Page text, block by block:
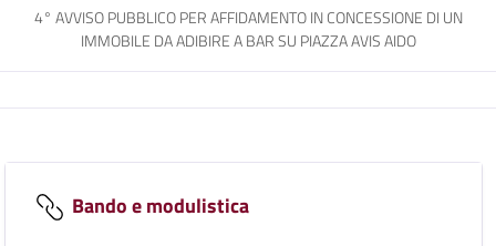
4° AVVISO PUBBLICO PER AFFIDAMENTO IN CONCESSIONE DI UN
IMMOBILE DA ADIBIRE A BAR SU PIAZZA AVIS AIDO
Bando e modulistica